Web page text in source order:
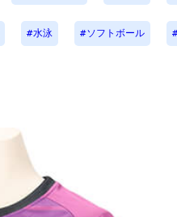
水泳 ソフトボール